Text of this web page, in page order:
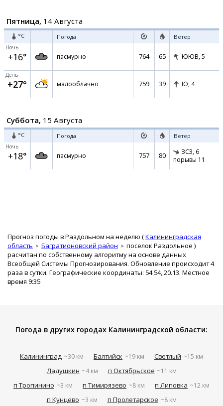
Пятница, 14 Августа
°C Погода Ветер
Ночь
+16° пасмурно 764 65 ЮЮВ, 5
День
+27° малооблачно 759 39 Ю, 4
Суббота, 15 Августа
°C Погода Ветер
Ночь
+18° пасмурно 757 80 ЗСЗ, 6
порывы 11
Прогноз погоды в Раздольном на неделю (Калининградская
область
Багратионовский район поселок Раздольное )
расчитан по собственному алгоритму на основе данных
Всеобщей Системы Прогнозирования. Обновление происходит 4
раза в сутки. Географические координаты: 54.54, 20.13. Местное
время 9:35
Погода в других городах Калининградской области:
Калининград ~30 км Балтийск ~19 км Светлый ~15 км
Ладушкин ~4 км п Октябрьское ~11 км
п Тропинино ~3 км п Тимирязево ~8 км п Липовка ~12 км
п Кунцево ~3 км п Пролетарское ~8 км